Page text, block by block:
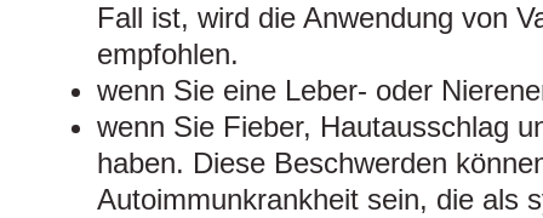
Fall ist, wird die Anwendung von
empfohlen.
wenn Sie eine Leber- oder
wenn Sie Fieber, Hautausschlag
haben. Diese Beschwerden
Autoimmunkrankheit sein, die als